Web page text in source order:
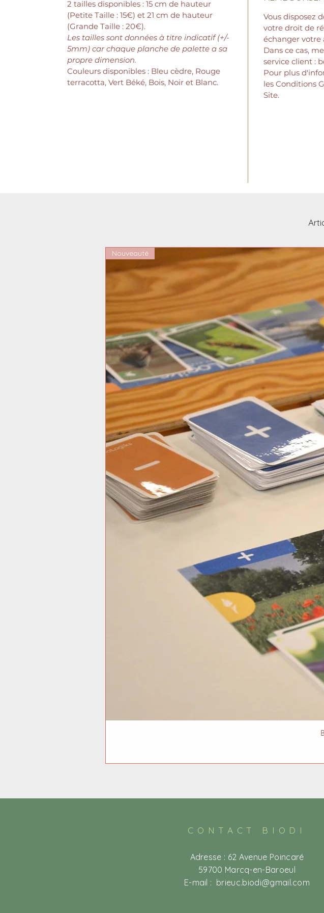
2 tailles disponibles : 15 cm de hauteur
(Petite Taille : 15€) et 21 cm de hauteur
(Grande Taille : 20€).
Les tailles sont données à titre indicatif (+/-
5mm) car chaque planche de palette a sa
propre dimension.
Couleurs disponibles : Bleu cèdre, Rouge
terracotta, Vert Béké, Bois, Noir et Blanc.
Vous disposez
votre droit de
échanger votre
Dans ce cas,
service client :
Pour plus
les Conditions
Site.
Nouveauté
CONTACT BIODI
Adresse : 62 Avenue Poincaré
59700 Marcq-en-Baroeul
E-mail : brieuc.biodi@gmail.com